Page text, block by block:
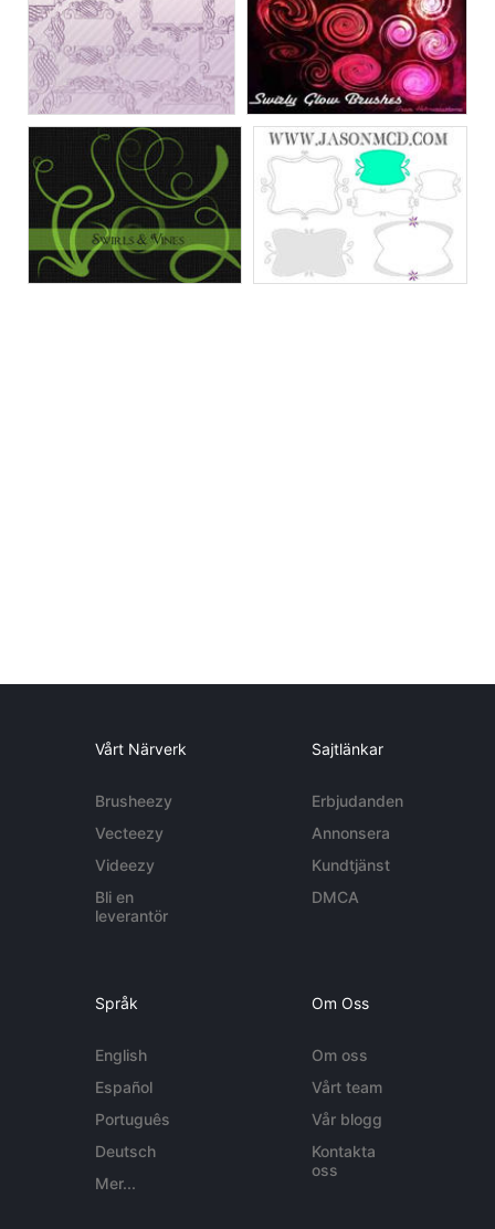
Vårt Närverk
Brusheezy
Vecteezy
Videezy
Bli en
leverantör
Sajtlänkar
Erbjudanden
Annonsera
Kundtjänst
DMCA
Språk
English
Español
Português
Deutsch
Mer...
Om Oss
Om oss
Vårt team
Vår blogg
Kontakta
oss